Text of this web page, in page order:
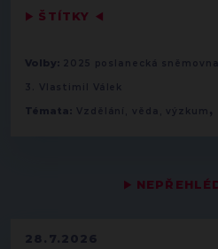
▶
28.7.2026
▶ ŠTÍTKY ◀
Volby: 2025 poslanecká sněmovna
3. Vlastimil Válek
Témata: Vzdělání, věda, výzkum ,